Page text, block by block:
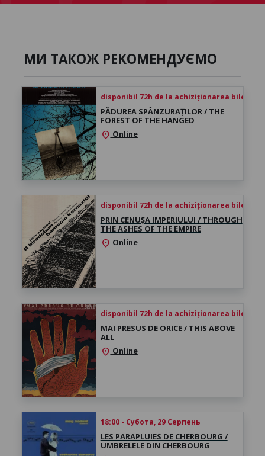
МИ ТАКОЖ РЕКОМЕНДУЄМО
disponibil 72h de la achiziționarea biletului
PĂDUREA SPÂNZURAȚILOR / THE
FOREST OF THE HANGED
location_on Online
disponibil 72h de la achiziționarea biletului
PRIN CENUȘA IMPERIULUI / THROUGH
THE ASHES OF THE EMPIRE
location_on Online
disponibil 72h de la achiziționarea biletului
MAI PRESUS DE ORICE / THIS ABOVE
ALL
location_on Online
18:00 - Субота, 29 Серпень
LES PARAPLUIES DE CHERBOURG /
UMBRELELE DIN CHERBOURG